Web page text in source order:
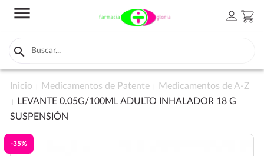
menu person shopping_cart

Inicio Medicamentos de Patente
Medicamentos de A-Z
LEVANTE 0.05G/100ML ADULTO INHALADOR 18 G
SUSPENSIÓN
-35%